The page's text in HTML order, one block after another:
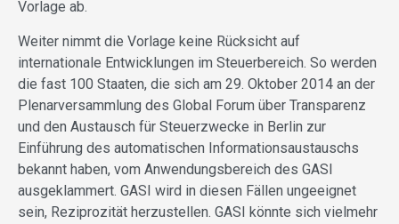
Vorlage ab.
Weiter nimmt die Vorlage keine Rücksicht auf
internationale Entwicklungen im Steuerbereich. So werden
die fast 100 Staaten, die sich am 29. Oktober 2014 an der
Plenarversammlung des Global Forum über Transparenz
und den Austausch für Steuerzwecke in Berlin zur
Einführung des automatischen Informationsaustauschs
bekannt haben, vom Anwendungsbereich des GASI
ausgeklammert. GASI wird in diesen Fällen ungeeignet
sein, Reziprozität herzustellen. GASI könnte sich vielmehr